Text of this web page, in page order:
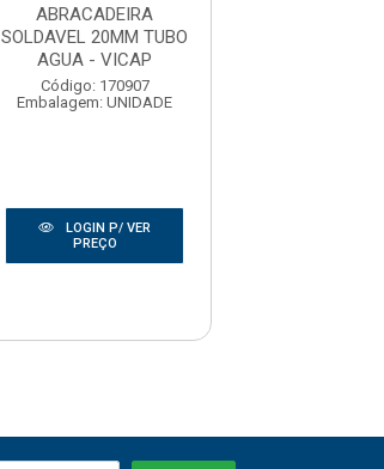
ABRACADEIRA
SOLDAVEL 20MM TUBO
AGUA - VICAP
Código: 170907
Embalagem: UNIDADE
LOGIN P/ VER
PREÇO